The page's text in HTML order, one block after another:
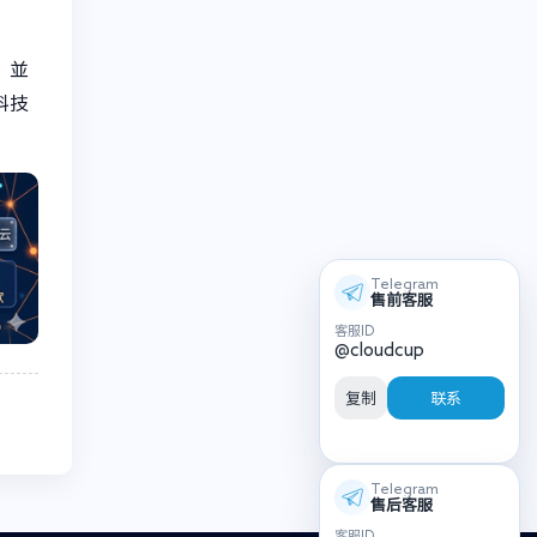
並
技
Telegram
售前客服
客服ID
@cloudcup
复制 联系
Telegram
售后客服